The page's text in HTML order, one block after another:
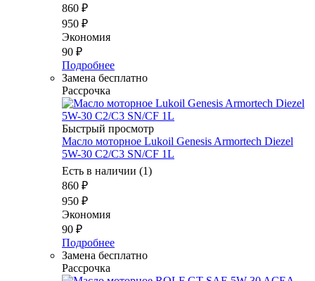
860 ₽
950 ₽
Экономия
90 ₽
Подробнее
Замена бесплатно
Рассрочка
Быстрый просмотр
Масло моторное Lukoil Genesis Armortech Diezel
5W-30 C2/C3 SN/CF 1L
Есть в наличии (1)
860 ₽
950 ₽
Экономия
90 ₽
Подробнее
Замена бесплатно
Рассрочка